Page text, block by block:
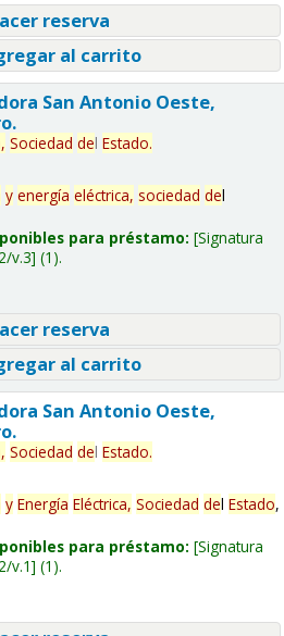
reserva
al carrito
San Antonio Oeste,
Sociedad del Estado.
y energía eléctrica, sociedad del
para préstamo: Signatura
v.3 (1).
reserva
al carrito
San Antonio Oeste,
Sociedad del Estado.
y Energía Eléctrica, Sociedad del Estado,
para préstamo: Signatura
v.1 (1).